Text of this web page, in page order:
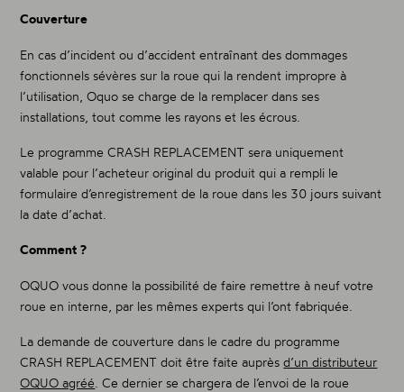
Mountain Performance
Mountain Control
Enduro - Trail - eBike
Couverture
En cas d’incident ou d’accident entraînant des dommages
fonctionnels sévères sur la roue qui la rendent impropre à
l’utilisation, Oquo se charge de la remplacer dans ses
installations, tout comme les rayons et les écrous.
Le programme CRASH REPLACEMENT sera uniquement
valable pour l’acheteur original du produit qui a rempli le
formulaire d’enregistrement de la roue dans les 30 jours suivant
la date d’achat.
Comment ?
OQUO vous donne la possibilité de faire remettre à neuf votre
roue en interne, par les mêmes experts qui l’ont fabriquée.
La demande de couverture dans le cadre du programme
CRASH REPLACEMENT doit être faite auprèsd’un distributeur
OQUO agréé . Ce dernier se chargera de l’envoi de la roue